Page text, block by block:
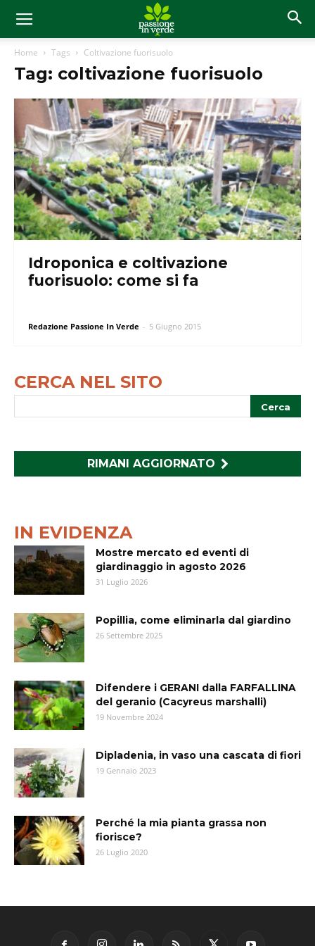
Home Tags Coltivazione fuorisuolo
Tag: coltivazione fuorisuolo
Idroponica e coltivazione
fuorisuolo: come si fa
Redazione Passione In Verde - 5 Giugno 2015
CERCA NEL SITO
RIMANI AGGIORNATO
IN EVIDENZA
Mostre mercato ed eventi di
giardinaggio in agosto 2026
31 Luglio 2026
Popillia, come eliminarla dal giardino
26 Settembre 2025
Difendere i GERANI dalla FARFALLINA
del geranio (Cacyreus marshalli)
19 Novembre 2024
Dipladenia, in vaso una cascata di fiori
19 Gennaio 2023
Perché la mia pianta grassa non
fiorisce?
26 Luglio 2020